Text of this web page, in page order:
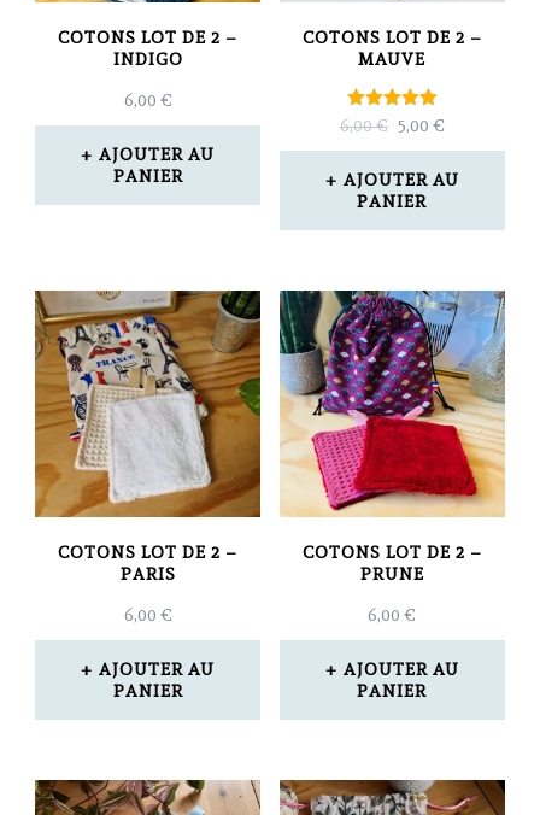
COTONS LOT DE 2 –
INDIGO
6,00 €
AJOUTER AU
PANIER
COTONS LOT DE 2 –
MAUVE
Note
5.00
sur 5
6,00€ LE
PRIX
INITIAL
ÉTAIT :
6,00 €.
5,00 €LE
PRIX
ACTUEL
5,00 €.
AJOUTER AU
PANIER
COTONS LOT DE 2 –
PARIS
6,00 €
AJOUTER AU
PANIER
COTONS LOT DE 2 –
PRUNE
6,00€
AJOUTER AU
PANIER